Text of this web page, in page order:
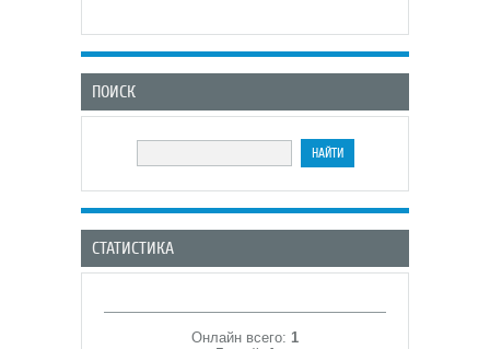
ПОИСК
СТАТИСТИКА
Онлайн всего: 1